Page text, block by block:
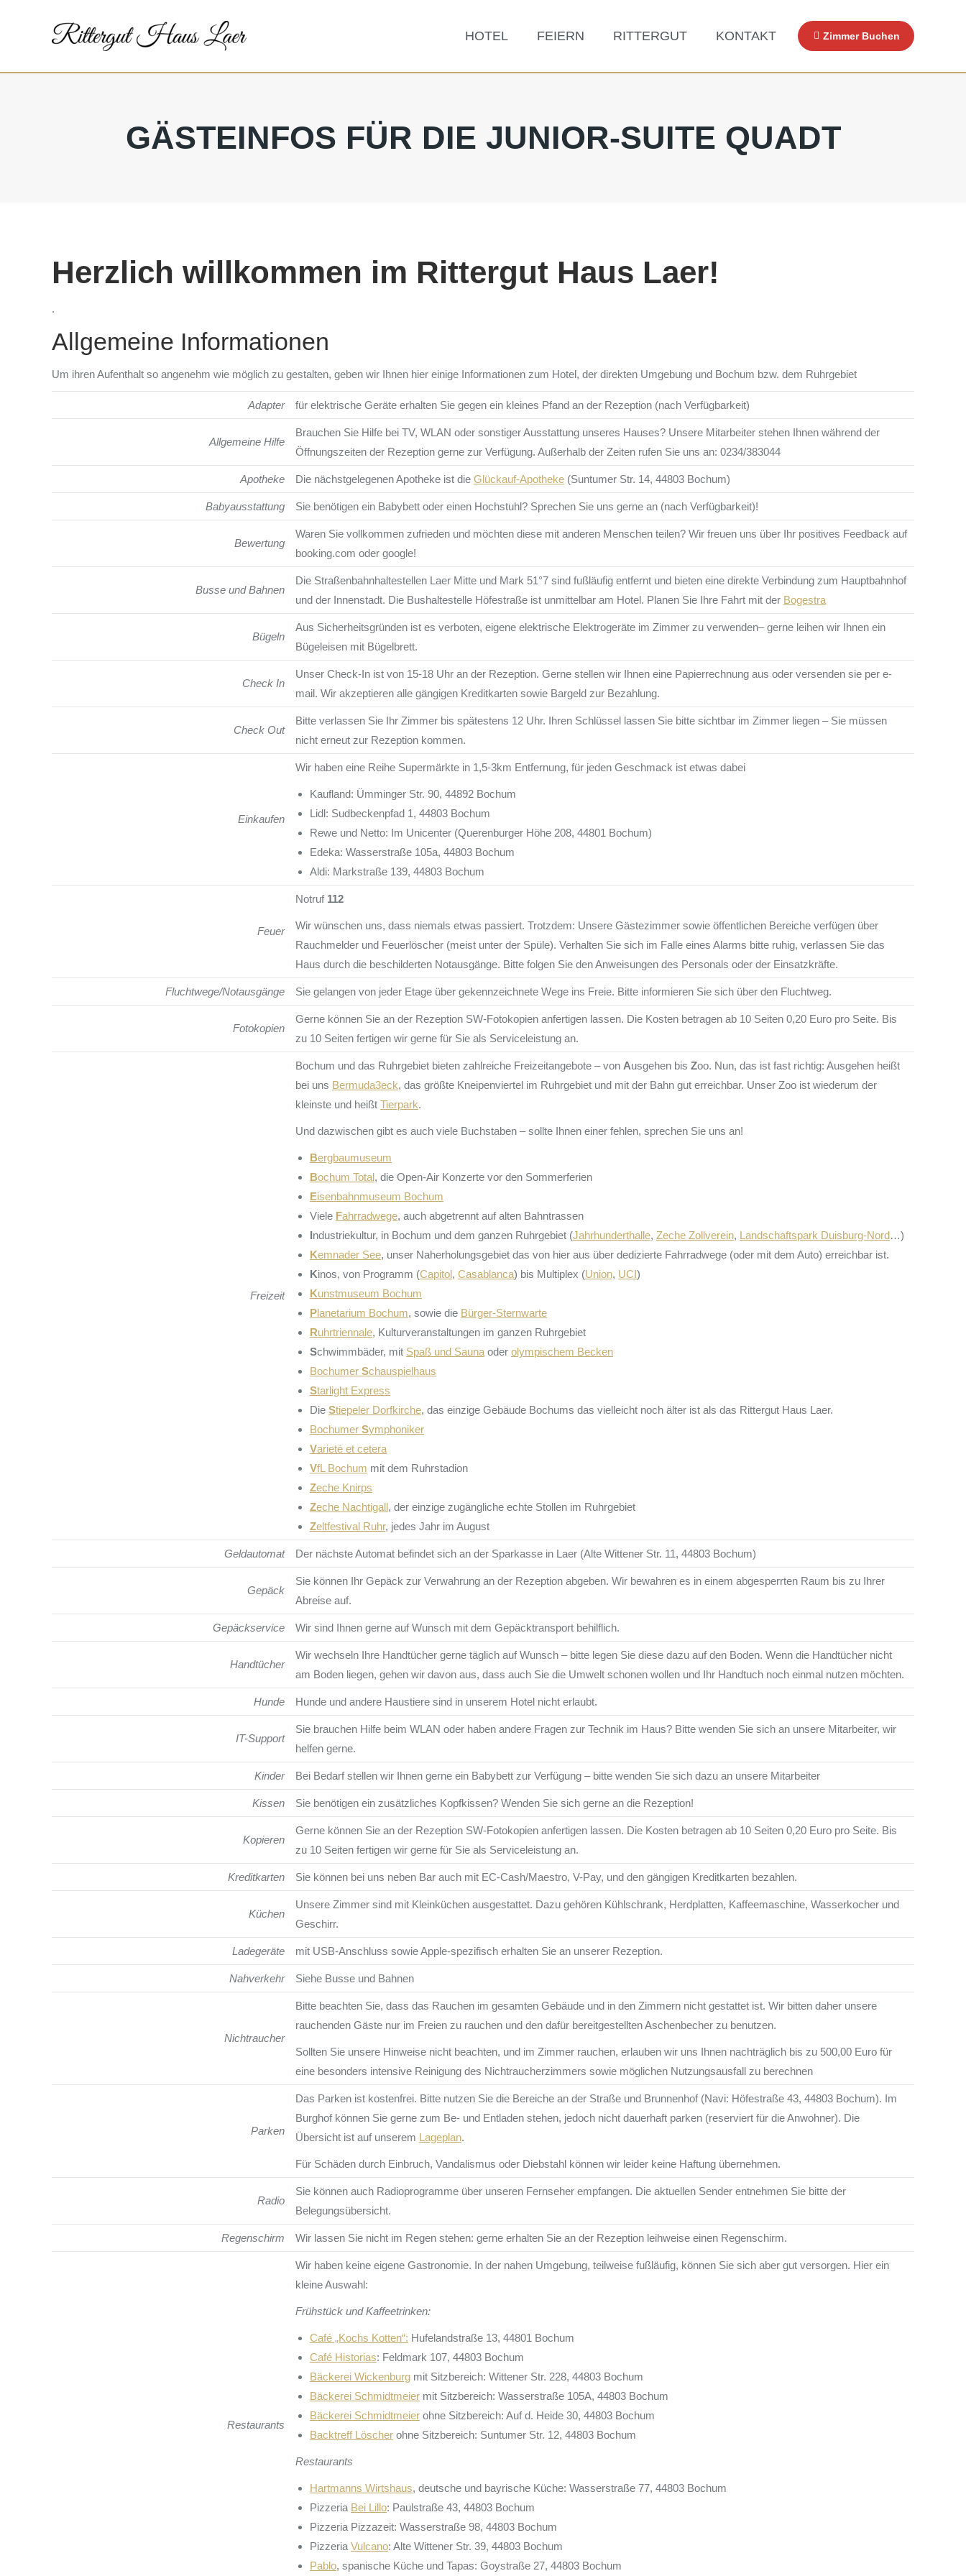
HOTEL FEIERN RITTERGUT KONTAKT Zimmer Buchen
GÄSTEINFOS FÜR DIE JUNIOR-SUITE QUADT
Herzlich willkommen im Rittergut Haus Laer!
.
Allgemeine Informationen
Um ihren Aufenthalt so angenehm wie möglich zu gestalten, geben wir Ihnen hier einige Informationen zum Hotel, der direkten Umgebung und Bochum bzw. dem Ruhrgebiet
Adapter für elektrische Geräte erhalten Sie gegen ein kleines Pfand an der Rezeption (nach Verfügbarkeit)
Allgemeine Hilfe
Brauchen Sie Hilfe bei TV, WLAN oder sonstiger Ausstattung unseres Hauses? Unsere Mitarbeiter stehen Ihnen während der
Öffnungszeiten der Rezeption gerne zur Verfügung. Außerhalb der Zeiten rufen Sie uns an: 0234/383044
Apotheke Die nächstgelegenen Apotheke ist die Glückauf-Apotheke (Suntumer Str. 14, 44803 Bochum)
Babyausstattung Sie benötigen ein Babybett oder einen Hochstuhl? Sprechen Sie uns gerne an (nach Verfügbarkeit)!
Bewertung
Waren Sie vollkommen zufrieden und möchten diese mit anderen Menschen teilen? Wir freuen uns über Ihr positives Feedback auf
booking.com oder google!
Busse und Bahnen
Die Straßenbahnhaltestellen Laer Mitte und Mark 51°7 sind fußläufig entfernt und bieten eine direkte Verbindung zum Hauptbahnhof
und der Innenstadt. Die Bushaltestelle Höfestraße ist unmittelbar am Hotel. Planen Sie Ihre Fahrt mit der Bogestra
Bügeln
Aus Sicherheitsgründen ist es verboten, eigene elektrische Elektrogeräte im Zimmer zu verwenden– gerne leihen wir Ihnen ein
Bügeleisen mit Bügelbrett.
Check In
Unser Check-In ist von 15-18 Uhr an der Rezeption. Gerne stellen wir Ihnen eine Papierrechnung aus oder versenden sie per e-
mail. Wir akzeptieren alle gängigen Kreditkarten sowie Bargeld zur Bezahlung.
Check Out
Bitte verlassen Sie Ihr Zimmer bis spätestens 12 Uhr. Ihren Schlüssel lassen Sie bitte sichtbar im Zimmer liegen – Sie müssen
nicht erneut zur Rezeption kommen.
Einkaufen
Wir haben eine Reihe Supermärkte in 1,5-3km Entfernung, für jeden Geschmack ist etwas dabei
Kaufland: Ümminger Str. 90, 44892 Bochum
Lidl: Sudbeckenpfad 1, 44803 Bochum
Rewe und Netto: Im Unicenter (Querenburger Höhe 208, 44801 Bochum)
Edeka: Wasserstraße 105a, 44803 Bochum
Aldi: Markstraße 139, 44803 Bochum
Feuer
Notruf 112
Wir wünschen uns, dass niemals etwas passiert. Trotzdem: Unsere Gästezimmer sowie öffentlichen Bereiche verfügen über
Rauchmelder und Feuerlöscher (meist unter der Spüle). Verhalten Sie sich im Falle eines Alarms bitte ruhig, verlassen Sie das
Haus durch die beschilderten Notausgänge. Bitte folgen Sie den Anweisungen des Personals oder der Einsatzkräfte.
Fluchtwege/Notausgänge Sie gelangen von jeder Etage über gekennzeichnete Wege ins Freie. Bitte informieren Sie sich über den Fluchtweg.
Fotokopien
Gerne können Sie an der Rezeption SW-Fotokopien anfertigen lassen. Die Kosten betragen ab 10 Seiten 0,20 Euro pro Seite. Bis
zu 10 Seiten fertigen wir gerne für Sie als Serviceleistung an.
Freizeit
Bochum und das Ruhrgebiet bieten zahlreiche Freizeitangebote – von Ausgehen bis Zoo. Nun, das ist fast richtig: Ausgehen heißt
bei uns Bermuda3eck, das größte Kneipenviertel im Ruhrgebiet und mit der Bahn gut erreichbar. Unser Zoo ist wiederum der
kleinste und heißt Tierpark.
Und dazwischen gibt es auch viele Buchstaben – sollte Ihnen einer fehlen, sprechen Sie uns an!
Bergbaumuseum
Bochum Total, die Open-Air Konzerte vor den Sommerferien
Eisenbahnmuseum Bochum
Viele Fahrradwege, auch abgetrennt auf alten Bahntrassen
Industriekultur, in Bochum und dem ganzen Ruhrgebiet (Jahrhunderthalle, Zeche Zollverein, Landschaftspark Duisburg-Nord…)
Kemnader See, unser Naherholungsgebiet das von hier aus über dedizierte Fahrradwege (oder mit dem Auto) erreichbar ist.
Kinos, von Programm (Capitol, Casablanca) bis Multiplex (Union, UCI)
Kunstmuseum Bochum
Planetarium Bochum, sowie die Bürger-Sternwarte
Ruhrtriennale, Kulturveranstaltungen im ganzen Ruhrgebiet
Schwimmbäder, mit Spaß und Sauna oder olympischem Becken
Bochumer Schauspielhaus
Starlight Express
Die Stiepeler Dorfkirche, das einzige Gebäude Bochums das vielleicht noch älter ist als das Rittergut Haus Laer.
Bochumer Symphoniker
Varieté et cetera
VfL Bochum mit dem Ruhrstadion
Zeche Knirps
Zeche Nachtigall, der einzige zugängliche echte Stollen im Ruhrgebiet
Zeltfestival Ruhr, jedes Jahr im August
Geldautomat Der nächste Automat befindet sich an der Sparkasse in Laer (Alte Wittener Str. 11, 44803 Bochum)
Gepäck
Sie können Ihr Gepäck zur Verwahrung an der Rezeption abgeben. Wir bewahren es in einem abgesperrten Raum bis zu Ihrer
Abreise auf.
Gepäckservice Wir sind Ihnen gerne auf Wunsch mit dem Gepäcktransport behilflich.
Handtücher
Wir wechseln Ihre Handtücher gerne täglich auf Wunsch – bitte legen Sie diese dazu auf den Boden. Wenn die Handtücher nicht
am Boden liegen, gehen wir davon aus, dass auch Sie die Umwelt schonen wollen und Ihr Handtuch noch einmal nutzen möchten.
Hunde Hunde und andere Haustiere sind in unserem Hotel nicht erlaubt.
IT-Support
Sie brauchen Hilfe beim WLAN oder haben andere Fragen zur Technik im Haus? Bitte wenden Sie sich an unsere Mitarbeiter, wir
helfen gerne.
Kinder Bei Bedarf stellen wir Ihnen gerne ein Babybett zur Verfügung – bitte wenden Sie sich dazu an unsere Mitarbeiter
Kissen Sie benötigen ein zusätzliches Kopfkissen? Wenden Sie sich gerne an die Rezeption!
Kopieren
Gerne können Sie an der Rezeption SW-Fotokopien anfertigen lassen. Die Kosten betragen ab 10 Seiten 0,20 Euro pro Seite. Bis
zu 10 Seiten fertigen wir gerne für Sie als Serviceleistung an.
Kreditkarten Sie können bei uns neben Bar auch mit EC-Cash/Maestro, V-Pay, und den gängigen Kreditkarten bezahlen.
Küchen
Unsere Zimmer sind mit Kleinküchen ausgestattet. Dazu gehören Kühlschrank, Herdplatten, Kaffeemaschine, Wasserkocher und
Geschirr.
Ladegeräte mit USB-Anschluss sowie Apple-spezifisch erhalten Sie an unserer Rezeption.
Nahverkehr Siehe Busse und Bahnen
Nichtraucher
Bitte beachten Sie, dass das Rauchen im gesamten Gebäude und in den Zimmern nicht gestattet ist. Wir bitten daher unsere
rauchenden Gäste nur im Freien zu rauchen und den dafür bereitgestellten Aschenbecher zu benutzen.
Sollten Sie unsere Hinweise nicht beachten, und im Zimmer rauchen, erlauben wir uns Ihnen nachträglich bis zu 500,00 Euro für
eine besonders intensive Reinigung des Nichtraucherzimmers sowie möglichen Nutzungsausfall zu berechnen
Parken
Das Parken ist kostenfrei. Bitte nutzen Sie die Bereiche an der Straße und Brunnenhof (Navi: Höfestraße 43, 44803 Bochum). Im
Burghof können Sie gerne zum Be- und Entladen stehen, jedoch nicht dauerhaft parken (reserviert für die Anwohner). Die
Übersicht ist auf unserem Lageplan.
Für Schäden durch Einbruch, Vandalismus oder Diebstahl können wir leider keine Haftung übernehmen.
Radio
Sie können auch Radioprogramme über unseren Fernseher empfangen. Die aktuellen Sender entnehmen Sie bitte der
Belegungsübersicht.
Regenschirm Wir lassen Sie nicht im Regen stehen: gerne erhalten Sie an der Rezeption leihweise einen Regenschirm.
Restaurants
Wir haben keine eigene Gastronomie. In der nahen Umgebung, teilweise fußläufig, können Sie sich aber gut versorgen. Hier ein
kleine Auswahl:
Frühstück und Kaffeetrinken:
Café „Kochs Kotten“: Hufelandstraße 13, 44801 Bochum
Café Historias: Feldmark 107, 44803 Bochum
Bäckerei Wickenburg mit Sitzbereich: Wittener Str. 228, 44803 Bochum
Bäckerei Schmidtmeier mit Sitzbereich: Wasserstraße 105A, 44803 Bochum
Bäckerei Schmidtmeier ohne Sitzbereich: Auf d. Heide 30, 44803 Bochum
Backtreff Löscher ohne Sitzbereich: Suntumer Str. 12, 44803 Bochum
Restaurants
Hartmanns Wirtshaus, deutsche und bayrische Küche: Wasserstraße 77, 44803 Bochum
Pizzeria Bei Lillo: Paulstraße 43, 44803 Bochum
Pizzeria Pizzazeit: Wasserstraße 98, 44803 Bochum
Pizzeria Vulcano: Alte Wittener Str. 39, 44803 Bochum
Pablo, spanische Küche und Tapas: Goystraße 27, 44803 Bochum